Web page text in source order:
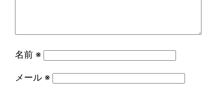
名前 ※
メール ※